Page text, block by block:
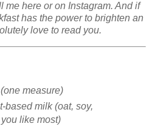
me here or on Instagram. And if
has the power to brighten an
love to read you.
measure)
based milk (oat, soy,
like most)